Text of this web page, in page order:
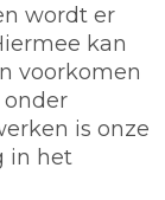
wordt er
kan
voorkomen
is onze
in het